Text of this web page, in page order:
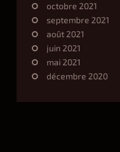
octobre 2021
septembre 2021
août 2021
juin 2021
mai 2021
décembre 2020